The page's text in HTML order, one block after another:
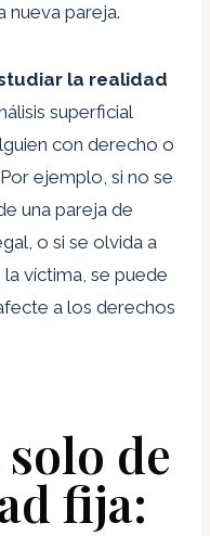
nueva pareja.
la realidad
superficial
con derecho o
ejemplo, si no se
una pareja de
o si se olvida a
víctima, se puede
a los derechos
de
fija: